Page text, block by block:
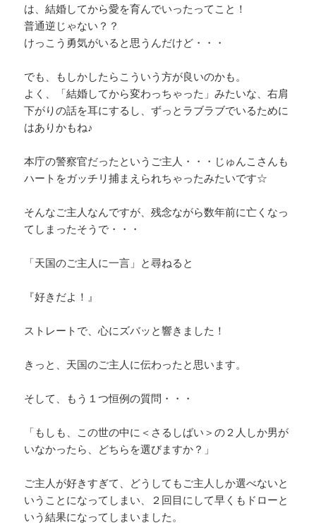
は、結婚してから愛を育んでいったってこと！
普通逆じゃない？？
けっこう勇気がいると思うんだけど・・・
でも、もしかしたらこういう方が良いのかも。
よく、「結婚してから変わっちゃった」みたいな、右肩
下がりの話を耳にするし、ずっとラブラブでいるために
はありかもね♪
本庁の警察官だったというご主人・・・じゅんこさんも
ハートをガッチリ捕まえられちゃったみたいです☆
そんなご主人なんですが、残念ながら数年前に亡くなっ
てしまったそうで・・・
「天国のご主人に一言」と尋ねると
『好きだよ！』
ストレートで、心にズバッと響きました！
きっと、天国のご主人に伝わったと思います。
そして、もう１つ恒例の質問・・・
「もしも、この世の中に＜さるしばい＞の２人しか男が
いなかったら、どちらを選びますか？」
ご主人が好きすぎて、どうしてもご主人しか選べないと
いうことになってしまい、２回目にして早くもドローと
いう結果になってしまいました。